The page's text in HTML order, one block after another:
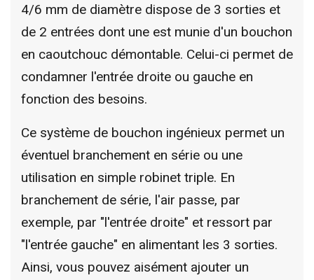
4/6 mm de diamètre dispose de 3 sorties et
de 2 entrées dont une est munie d'un bouchon
en caoutchouc démontable. Celui-ci permet de
condamner l'entrée droite ou gauche en
fonction des besoins.
Ce système de bouchon ingénieux permet un
éventuel branchement en série ou une
utilisation en simple robinet triple. En
branchement de série, l'air passe, par
exemple, par "l'entrée droite" et ressort par
"l'entrée gauche" en alimentant les 3 sorties.
Ainsi, vous pouvez aisément ajouter un